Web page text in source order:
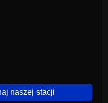
naszej stacji